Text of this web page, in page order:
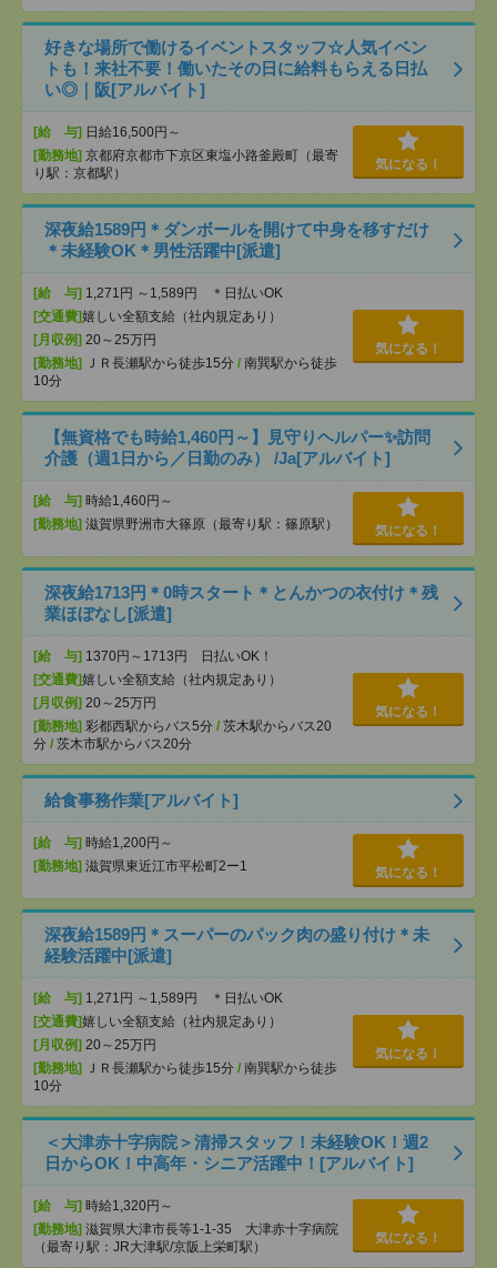
好きな場所で働けるイベントスタッフ☆人気イベン
トも！来社不要！働いたその日に給料もらえる日払
い◎｜阪[アルバイト]
[給 与] 日給16,500円～
[勤務地] 京都府京都市下京区東塩小路釜殿町（最寄
り駅：京都駅）
気になる！
深夜給1589円＊ダンボールを開けて中身を移すだけ
＊未経験OK＊男性活躍中[派遣]
[給 与] 1,271円 ～1,589円 ＊日払いOK
[交通費]嬉しい全額支給（社内規定あり）
[月収例] 20～25万円
[勤務地]
ＪＲ長瀬駅から徒歩15分 / 南巽駅から徒歩
10分
気になる！
【無資格でも時給1,460円～】見守りヘルパー✨訪問
介護（週1日から／日勤のみ） /Ja[アルバイト]
[給 与] 時給1,460円～
[勤務地] 滋賀県野洲市大篠原（最寄り駅：篠原駅） 気になる！
深夜給1713円＊0時スタート＊とんかつの衣付け＊残
業ほぼなし[派遣]
[給 与] 1370円～1713円 日払いOK！
[交通費]嬉しい全額支給（社内規定あり）
[月収例] 20～25万円
[勤務地] 彩都西駅からバス5分 / 茨木駅からバス20
分 / 茨木市駅からバス20分
気になる！
給食事務作業[アルバイト]
[給 与] 時給1,200円～
[勤務地] 滋賀県東近江市平松町2ー1 気になる！
深夜給1589円＊スーパーのパック肉の盛り付け＊未
経験活躍中[派遣]
[給 与] 1,271円 ～1,589円 ＊日払いOK
[交通費]嬉しい全額支給（社内規定あり）
[月収例] 20～25万円
[勤務地]
ＪＲ長瀬駅から徒歩15分 / 南巽駅から徒歩
10分
気になる！
＜大津赤十字病院＞清掃スタッフ！未経験OK！週2
日からOK！中高年・シニア活躍中！[アルバイト]
[給 与] 時給1,320円～
[勤務地] 滋賀県大津市長等1-1-35 大津赤十字病院
（最寄り駅：JR大津駅/京阪上栄町駅）
気になる！